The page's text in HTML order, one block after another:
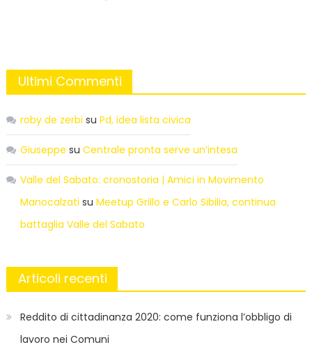
Ultimi Commenti
roby de zerbi su Pd, idea lista civica
Giuseppe su Centrale pronta serve un’intesa
Valle del Sabato: cronostoria | Amici in Movimento
Manocalzati su Meetup Grillo e Carlo Sibilia, continua
battaglia Valle del Sabato
Articoli recenti
Reddito di cittadinanza 2020: come funziona l’obbligo di
lavoro nei Comuni